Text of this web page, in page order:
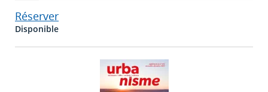
Réserver
Disponible